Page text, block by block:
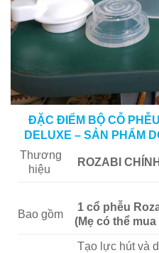
ĐẶC ĐIỂM BỘ CỖ
DELUXE – SẢN PHẨM
Thương
hiệu
ROZABI
Bao gồm
1 cổ phễu
(Mẹ có thể
Tạo lực hút và